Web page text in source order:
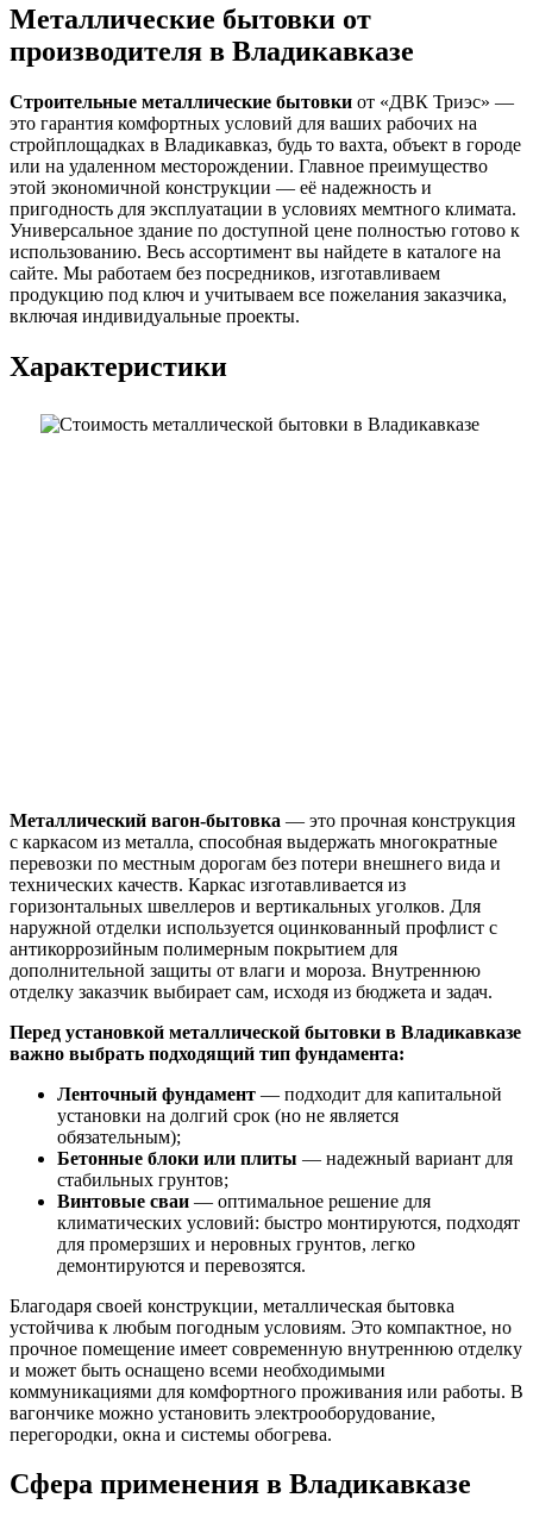
Металлические бытовки от
производителя в Владикавказе
Строительные металлические бытовки от «ДВК Триэс» —
это гарантия комфортных условий для ваших рабочих на
стройплощадках в Владикавказ, будь то вахта, объект в городе
или на удаленном месторождении. Главное преимущество
этой экономичной конструкции — её надежность и
пригодность для эксплуатации в условиях мемтного климата.
Универсальное здание по доступной цене полностью готово к
использованию. Весь ассортимент вы найдете в каталоге на
сайте. Мы работаем без посредников, изготавливаем
продукцию под ключ и учитываем все пожелания заказчика,
включая индивидуальные проекты.
Характеристики
Металлический вагон-бытовка — это прочная конструкция
с каркасом из металла, способная выдержать многократные
перевозки по местным дорогам без потери внешнего вида и
технических качеств. Каркас изготавливается из
горизонтальных швеллеров и вертикальных уголков. Для
наружной отделки используется оцинкованный профлист с
антикоррозийным полимерным покрытием для
дополнительной защиты от влаги и мороза. Внутреннюю
отделку заказчик выбирает сам, исходя из бюджета и задач.
Перед установкой металлической бытовки в Владикавказе
важно выбрать подходящий тип фундамента:
Ленточный фундамент — подходит для капитальной
установки на долгий срок (но не является
обязательным);
Бетонные блоки или плиты — надежный вариант для
стабильных грунтов;
Винтовые сваи — оптимальное решение для
климатических условий: быстро монтируются, подходят
для промерзших и неровных грунтов, легко
демонтируются и перевозятся.
Благодаря своей конструкции, металлическая бытовка
устойчива к любым погодным условиям. Это компактное, но
прочное помещение имеет современную внутреннюю отделку
и может быть оснащено всеми необходимыми
коммуникациями для комфортного проживания или работы. В
вагончике можно установить электрооборудование,
перегородки, окна и системы обогрева.
Сфера применения в Владикавказе